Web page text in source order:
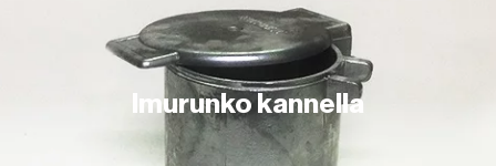
Imurunko kannella